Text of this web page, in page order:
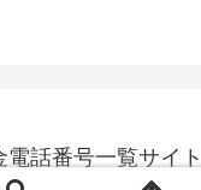
電話番号一覧サイト